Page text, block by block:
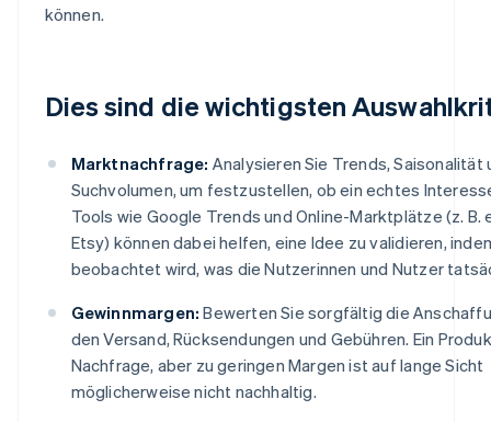
können.
Dies sind die wichtigsten
Marktnachfrage: Analysieren Sie Trends, Saisonalität
Suchvolumen, um festzustellen, ob ein echtes
Tools wie Google Trends und Online-Marktplätze (z. B.
Etsy) können dabei helfen, eine Idee zu validieren,
beobachtet wird, was die Nutzerinnen und Nutzer
Gewinnmargen: Bewerten Sie sorgfältig die
den Versand, Rücksendungen und Gebühren. Ein
Nachfrage, aber zu geringen Margen ist auf lange Sicht
möglicherweise nicht nachhaltig.